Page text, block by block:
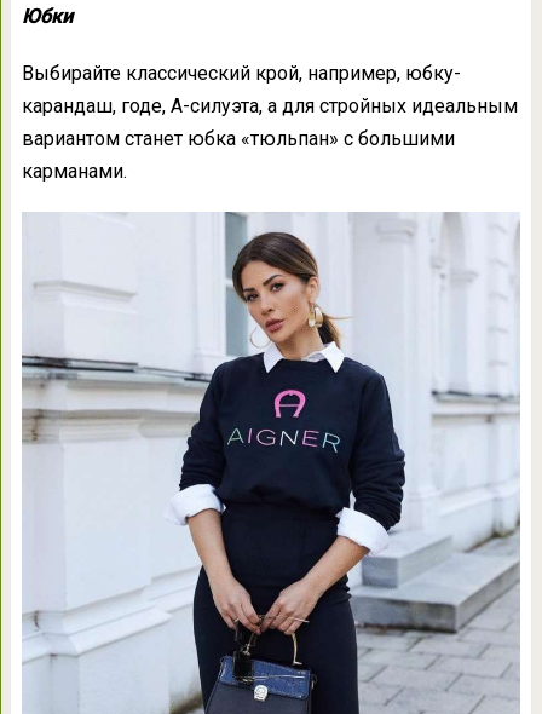
Юбки
Выбирайте классический крой, например, юбку-
карандаш, годе, А-силуэта, а для стройных идеальным
вариантом станет юбка «тюльпан» с большими
карманами.